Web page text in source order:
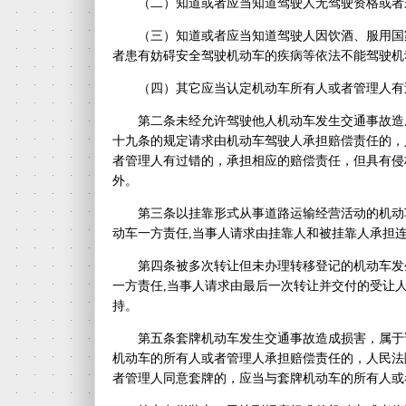
（二）知道或者应当知道驾驶人无驾驶资格或
（三）知道或者应当知道驾驶人因饮酒、服用
者患有妨碍安全驾驶机动车的疾病等依法不能驾驶
（四）其它应当认定机动车所有人或者管理人
第二条未经允许驾驶他人机动车发生交通事故
十九条的规定请求由机动车驾驶人承担赔偿责任的
者管理人有过错的，承担相应的赔偿责任，但具有
外。
第三条以挂靠形式从事道路运输经营活动的机
动车一方责任,当事人请求由挂靠人和被挂靠人承担
第四条被多次转让但未办理转移登记的机动车
一方责任,当事人请求由最后一次转让并交付的受让
持。
第五条套牌机动车发生交通事故造成损害，属
机动车的所有人或者管理人承担赔偿责任的，人民
者管理人同意套牌的，应当与套牌机动车的所有人